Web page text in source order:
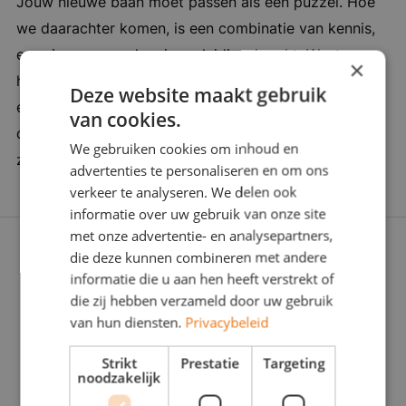
zelfstandige chauffeurs tot grote fleetowners,
en helpt hen dagelijks om hun operatie soepel
vijf woorden: transparant, ambitieus,
internationaal, gedreven, ondernemend
we daarachter komen, is een combinatie van kennis,
ervaring en een vleugje verleidingskracht. Want soms
heb je een duwtje in de rug nodig. Wij zijn er om je
een zinvolle carrièrestap te laten zetten. Daarom
doorgronden we jou én de werkgever stevig: Wat
zoeken jullie écht? Zijn jullie voor elkaar gemaakt?
×
Deze website maakt gebruik
van cookies.
We gebruiken cookies om inhoud en
advertenties te personaliseren en om ons
verkeer te analyseren. We delen ook
informatie over uw gebruik van onze site
met onze advertentie- en analysepartners,
die deze kunnen combineren met andere
informatie die u aan hen heeft verstrekt of
die zij hebben verzameld door uw gebruik
van hun diensten. Privacybeleid
Strikt
noodzakelijk
Prestatie Targeting